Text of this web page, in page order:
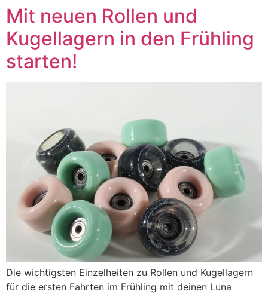
Mit neuen Rollen und
Kugellagern in den Frühling
starten!
Die wichtigsten Einzelheiten zu Rollen und Kugellagern
für die ersten Fahrten im Frühling mit deinen Luna